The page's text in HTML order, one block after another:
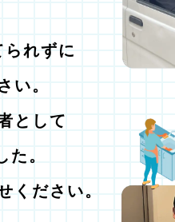
れずに
い。
として
。
ください。